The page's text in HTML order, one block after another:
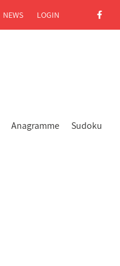
Anagramme Sudoku
NEWS LOGIN